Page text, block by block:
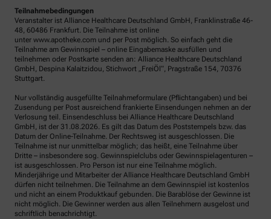
Teilnahmebedingungen
Veranstalter ist Alliance Healthcare Deutschland GmbH, Franklinstraße 46-
48, 60486 Frankfurt. Die Teilnahme ist online
unter www.apotheke.com und per Post möglich. So einfach geht die
Teilnahme am Gewinnspiel – online Eingabemaske ausfüllen und
teilnehmen oder Postkarte senden an: Alliance Healthcare Deutschland
GmbH, Despina Kalaitzidou, Stichwort „FreiÖl“, Pragstraße 154, 70376
Stuttgart.
Nur vollständig ausgefüllte Teilnahmeformulare (Pflichtangaben) und bei
Zusendung per Post ausreichend frankierte Einsendungen nehmen an der
Verlosung teil. Einsendeschluss bei Alliance Healthcare Deutschland
GmbH, ist der 31.08.2026. Es gilt das Datum des Poststempels bzw. das
Datum der Online-Teilnahme. Der Rechtsweg ist ausgeschlossen. Die
Teilnahme ist nur unmittelbar möglich; das heißt, eine Teilnahme über
Dritte – insbesondere sog. Gewinnspielclubs oder Gewinnspielagenturen –
ist ausgeschlossen. Pro Person ist nur eine Teilnahme möglich.
Minderjährige und Mitarbeiter der Alliance Healthcare Deutschland GmbH
dürfen nicht teilnehmen. Die Teilnahme an dem Gewinnspiel ist kostenlos
und nicht an einem Produktkauf gebunden. Die Barablöse der Gewinne ist
nicht möglich. Die Gewinner werden aus allen Teilnehmern ausgelost und
schriftlich benachrichtigt.